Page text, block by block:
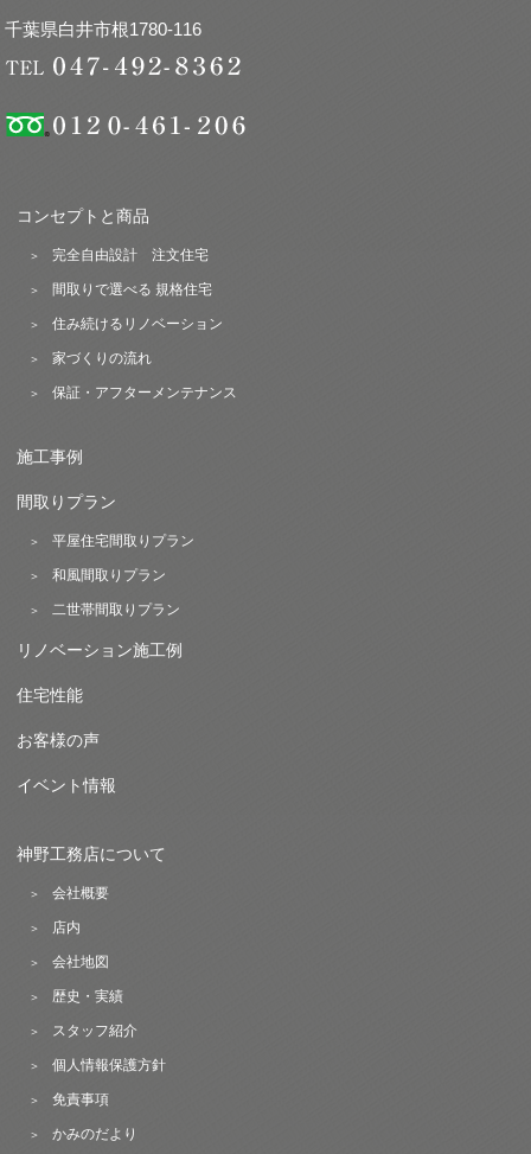
千葉県白井市根1780-116
コンセプトと商品
完全自由設計 注文住宅
間取りで選べる 規格住宅
住み続けるリノベーション
家づくりの流れ
保証・アフターメンテナンス
施工事例
間取りプラン
平屋住宅間取りプラン
和風間取りプラン
二世帯間取りプラン
リノベーション施工例
住宅性能
お客様の声
イベント情報
神野工務店について
会社概要
店内
会社地図
歴史・実績
スタッフ紹介
個人情報保護方針
免責事項
かみのだより